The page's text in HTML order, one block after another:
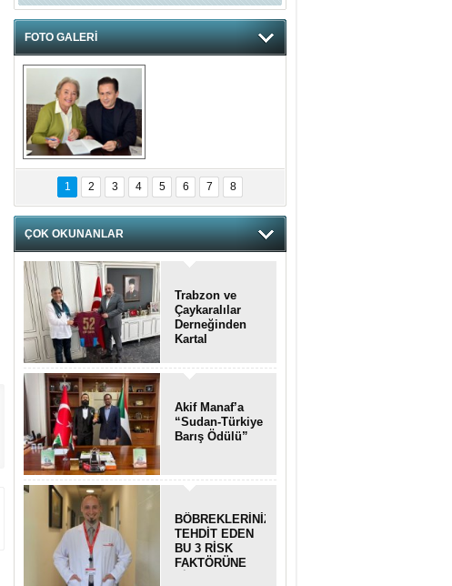
FOTO GALERİ
hnzzzna
1 2 3 4 5 6 7 8
ÇOK OKUNANLAR
Trabzon ve
Çaykaralılar
Derneğinden
Kartal
anlamlı ziyaret
Akif Manaf’a
“Sudan-Türkiye
Barış Ödülü”
BÖBREKLERİNİZİ
TEHDİT EDEN
BU 3 RİSK
FAKTÖRÜNE